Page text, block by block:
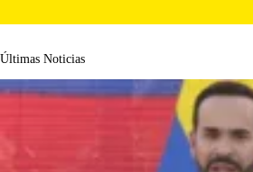
Últimas Noticias